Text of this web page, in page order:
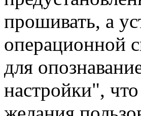
прошивать, а
операционной
для
настройки",